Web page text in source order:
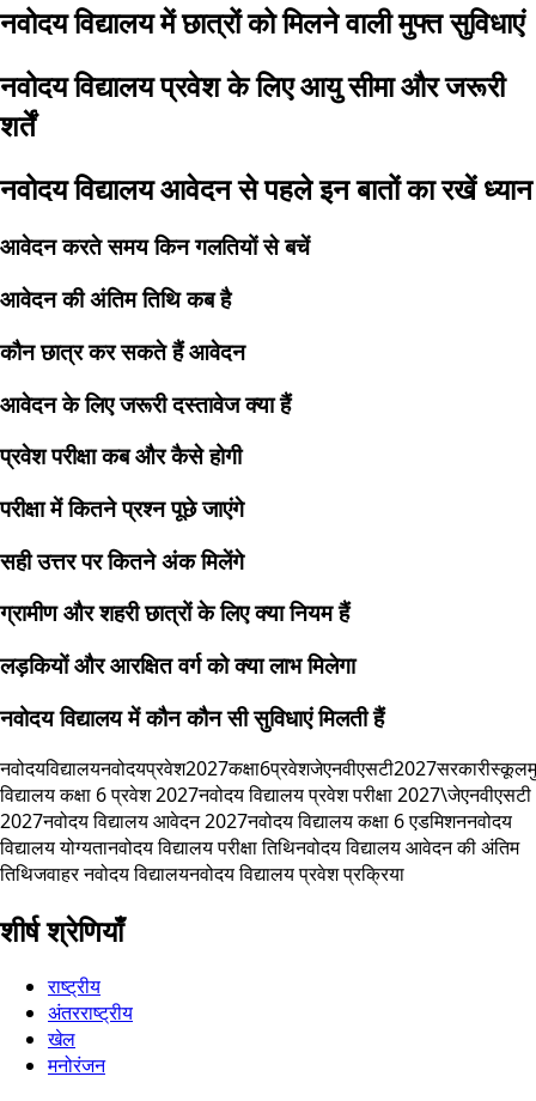
नवोदय विद्यालय में छात्रों को मिलने वाली मुफ्त सुविधाएं
नवोदय विद्यालय प्रवेश के लिए आयु सीमा और जरूरी
शर्तें
नवोदय विद्यालय आवेदन से पहले इन बातों का रखें ध्यान
आवेदन करते समय किन गलतियों से बचें
आवेदन की अंतिम तिथि कब है
कौन छात्र कर सकते हैं आवेदन
आवेदन के लिए जरूरी दस्तावेज क्या हैं
प्रवेश परीक्षा कब और कैसे होगी
परीक्षा में कितने प्रश्न पूछे जाएंगे
सही उत्तर पर कितने अंक मिलेंगे
ग्रामीण और शहरी छात्रों के लिए क्या नियम हैं
लड़कियों और आरक्षित वर्ग को क्या लाभ मिलेगा
नवोदय विद्यालय में कौन कौन सी सुविधाएं मिलती हैं
नवोदयविद्यालयनवोदयप्रवेश2027कक्षा6प्रवेशजेएनवीएसटी2027सरकारीस्कूल
विद्यालय कक्षा 6 प्रवेश 2027नवोदय विद्यालय प्रवेश परीक्षा 2027\जेएनवीएसटी
2027नवोदय विद्यालय आवेदन 2027नवोदय विद्यालय कक्षा 6 एडमिशननवोदय
विद्यालय योग्यतानवोदय विद्यालय परीक्षा तिथिनवोदय विद्यालय आवेदन की अंतिम
तिथिजवाहर नवोदय विद्यालयनवोदय विद्यालय प्रवेश प्रक्रिया
शीर्ष श्रेणियाँ
राष्ट्रीय
अंतरराष्ट्रीय
खेल
मनोरंजन